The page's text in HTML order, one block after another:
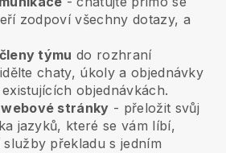
zodpoví všechny dotazy, a
týmu do rozhraní
chaty, úkoly a objednávky
objednávkách.
stránky - přeložit svůj
jazyků, které se vám líbí,
překladu s jedním